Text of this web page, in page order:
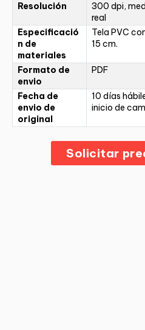
Resolución
300 dpi,
real
Especificació
n de
materiales
Tela PVC
15 cm.
Formato de
envio
PDF
Fecha de
envio de
original
10 días
inicio de
Solicitar